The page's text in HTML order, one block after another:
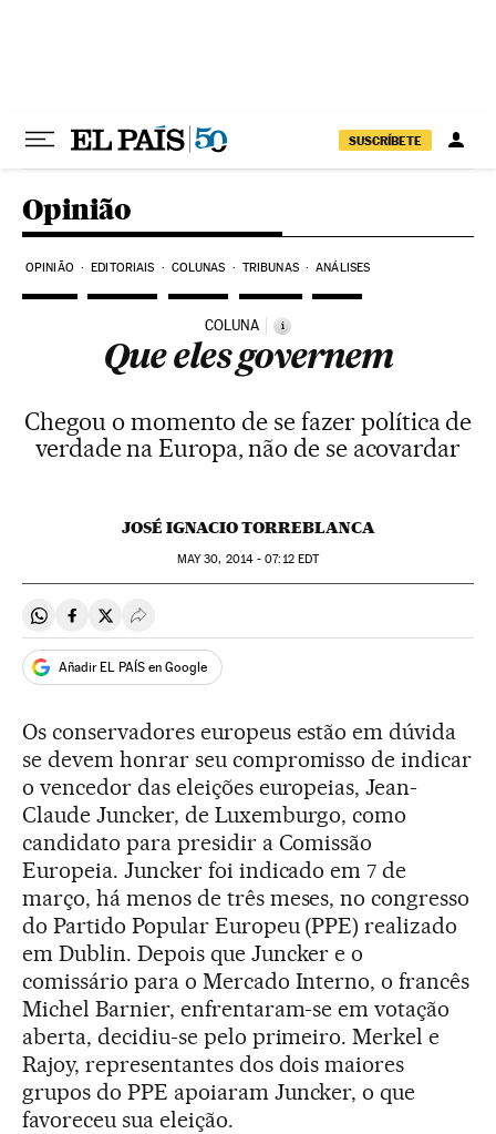
SUSCRÍBETE
Opinião
OPINIÃO EDITORIAIS COLUNAS TRIBUNAS ANÁLISES
COLUNA i
Que eles governem
Chegou o momento de se fazer política de
verdade na Europa, não de se acovardar
JOSÉ IGNACIO TORREBLANCA
MAY30, 2014 - 07:12EDT
Compartir en Whatsapp
Compartir en Facebook
Compartir en Twitter
Desplegar Redes Sociales
Añadir EL PAÍS en Google
Os conservadores europeus estão em dúvida
se devem honrar seu compromisso de indicar
o vencedor das eleições europeias, Jean-
Claude Juncker, de Luxemburgo, como
candidato para presidir a Comissão
Europeia. Juncker foi indicado em 7 de
março, há menos de três meses, no congresso
do Partido Popular Europeu (PPE) realizado
em Dublin. Depois que Juncker e o
comissário para o Mercado Interno, o francês
Michel Barnier, enfrentaram-se em votação
aberta, decidiu-se pelo primeiro. Merkel e
Rajoy, representantes dos dois maiores
grupos do PPE apoiaram Juncker, o que
favoreceu sua eleição.